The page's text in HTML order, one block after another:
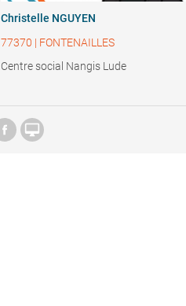
Christelle NGUYEN
77370 | FONTENAILLES
Centre social Nangis Lude
